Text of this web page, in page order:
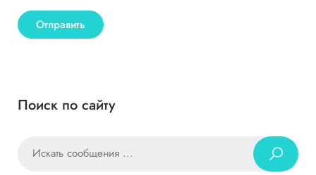
Поиск по сайту